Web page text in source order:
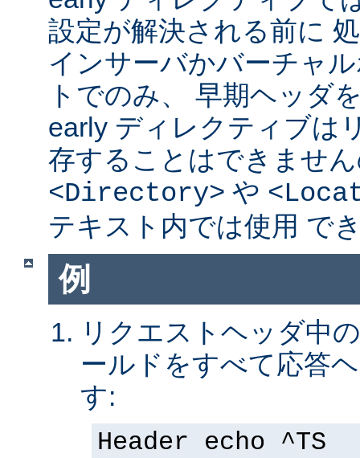
設定が解決される前に
インサーバかバーチャ
トでのみ、 早期ヘッダ
early ディレクティブは
存することはできませ
<Directory> や
テキスト内では使用 で
例
リクエストヘッダ中
ールドをすべて応答
す:
Header echo ^TS